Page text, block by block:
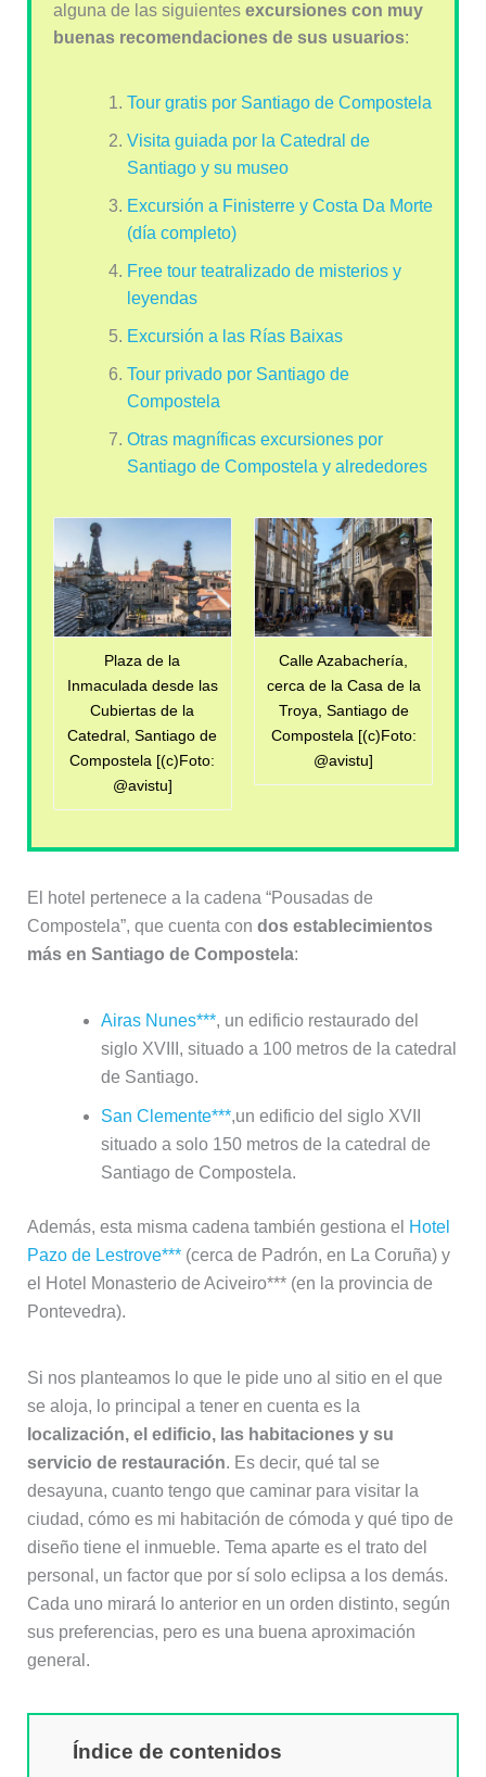
alguna de las siguientes excursiones con muy
buenas recomendaciones de sus usuarios:
Tour gratis por Santiago de Compostela
Visita guiada por la Catedral de
Santiago y su museo
Excursión a Finisterre y Costa Da Morte
(día completo)
Free tour teatralizado de misterios y
leyendas
Excursión a las Rías Baixas
Tour privado por Santiago de
Compostela
Otras magníficas excursiones por
Santiago de Compostela y alrededores
Plaza de la
Inmaculada desde las
Cubiertas de la
Catedral, Santiago de
Compostela [(c)Foto:
@avistu]
Calle Azabachería,
cerca de la Casa de la
Troya, Santiago de
Compostela [(c)Foto:
@avistu]
El hotel pertenece a la cadena “Pousadas de
Compostela”, que cuenta con dos establecimientos
más en Santiago de Compostela:
Airas Nunes***, un edificio restaurado del
siglo XVIII, situado a 100 metros de la catedral
de Santiago.
San Clemente***,un edificio del siglo XVII
situado a solo 150 metros de la catedral de
Santiago de Compostela.
Además, esta misma cadena también gestiona el
Hotel
Pazo de Lestrove***(cerca de Padrón, en La Coruña) y
el Hotel Monasterio de Aciveiro*** (en la provincia de
Pontevedra).
Si nos planteamos lo que le pide uno al sitio en el que
se aloja, lo principal a tener en cuenta es la
localización, el edificio, las habitaciones y su
servicio de restauración. Es decir, qué tal se
desayuna, cuanto tengo que caminar para visitar la
ciudad, cómo es mi habitación de cómoda y qué tipo de
diseño tiene el inmueble. Tema aparte es el trato del
personal, un factor que por sí solo eclipsa a los demás.
Cada uno mirará lo anterior en un orden distinto, según
sus preferencias, pero es una buena aproximación
general.
Índice de contenidos